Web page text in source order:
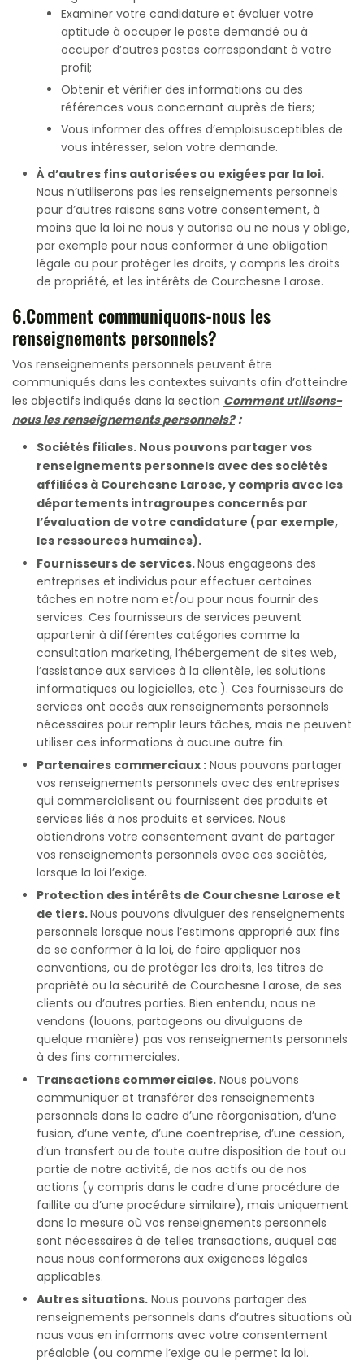
Examiner votre candidature et évaluer votre
aptitude à occuper le poste demandé ou à
occuper d’autres postes correspondant à votre
profil;
Obtenir et vérifier des informations ou des
références vous concernant auprès de tiers;
Vous informer des offres d’emploisusceptibles de
vous intéresser, selon votre demande.
À d’autres fins autorisées ou exigées par la loi.
Nous n’utiliserons pas les renseignements personnels
pour d’autres raisons sans votre consentement, à
moins que la loi ne nous y autorise ou ne nous y oblige,
par exemple pour nous conformer à une obligation
légale ou pour protéger les droits, y compris les droits
de propriété, et les intérêts de Courchesne Larose.
6.Comment communiquons-nous les
renseignements personnels?
Vos renseignements personnels peuvent être
communiqués dans les contextes suivants afin d’atteindre
les objectifs indiqués dans la section Comment utilisons-
nous les renseignements personnels? :
Sociétés filiales. Nous pouvons partager vos
renseignements personnels avec des sociétés
affiliées à Courchesne Larose, y compris avec les
départements intragroupes concernés par
l’évaluation de votre candidature (par exemple,
les ressources humaines).
Fournisseurs de services.Nous engageons des
entreprises et individus pour effectuer certaines
tâches en notre nom et/ou pour nous fournir des
services. Ces fournisseurs de services peuvent
appartenir à différentes catégories comme la
consultation marketing, l’hébergement de sites web,
l’assistance aux services à la clientèle, les solutions
informatiques ou logicielles, etc.). Ces fournisseurs de
services ont accès aux renseignements personnels
nécessaires pour remplir leurs tâches, mais ne peuvent
utiliser ces informations à aucune autre fin.
Partenaires commerciaux :Nous pouvons partager
vos renseignements personnels avec des entreprises
qui commercialisent ou fournissent des produits et
services liés à nos produits et services. Nous
obtiendrons votre consentement avant de partager
vos renseignements personnels avec ces sociétés,
lorsque la loi l’exige.
Protection des intérêts de Courchesne Larose et
de tiers.Nous pouvons divulguer des renseignements
personnels lorsque nous l’estimons approprié aux fins
de se conformer à la loi, de faire appliquer nos
conventions, ou de protéger les droits, les titres de
propriété ou la sécurité de Courchesne Larose, de ses
clients ou d’autres parties. Bien entendu, nous ne
vendons (louons, partageons ou divulguons de
quelque manière) pas vos renseignements personnels
à des fins commerciales.
Transactions commerciales.Nous pouvons
communiquer et transférer des renseignements
personnels dans le cadre d’une réorganisation, d’une
fusion, d’une vente, d’une coentreprise, d’une cession,
d’un transfert ou de toute autre disposition de tout ou
partie de notre activité, de nos actifs ou de nos
actions (y compris dans le cadre d’une procédure de
faillite ou d’une procédure similaire), mais uniquement
dans la mesure où vos renseignements personnels
sont nécessaires à de telles transactions, auquel cas
nous nous conformerons aux exigences légales
applicables.
Autres situations.Nous pouvons partager des
renseignements personnels dans d’autres situations où
nous vous en informons avec votre consentement
préalable (ou comme l’exige ou le permet la loi.